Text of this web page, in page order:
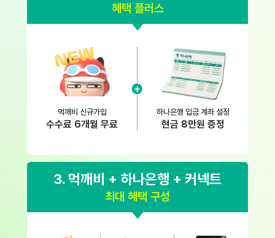
혜택 플러스
먹깨비 신규가입
수수료 6개월 무료
하나은행 입금 계좌 설정
현금 8만원 증정
3. 먹깨비 + 하나은행 + 커넥트
최대 혜택 구성